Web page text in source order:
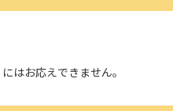
はお応えできません。